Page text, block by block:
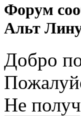
Форум
Альт
Добро
Не